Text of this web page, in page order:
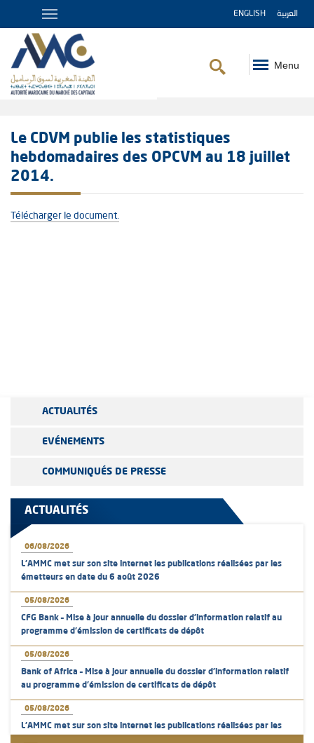
ENGLISH العربية
Menu
Le CDVM publie les statistiques
hebdomadaires des OPCVM au 18 juillet
2014.
Télécharger le document.
ACTUALITÉS
EVÉNEMENTS
COMMUNIQUÉS DE PRESSE
ACTUALITÉS
06/08/2026
L’AMMC met sur son site internet les publications réalisées par les
émetteurs en date du 6 août 2026
05/08/2026
CFG Bank – Mise à jour annuelle du dossier d’information relatif au
programme d'émission de certificats de dépôt
05/08/2026
Bank of Africa – Mise à jour annuelle du dossier d’information relatif
au programme d'émission de certificats de dépôt
05/08/2026
L’AMMC met sur son site internet les publications réalisées par les